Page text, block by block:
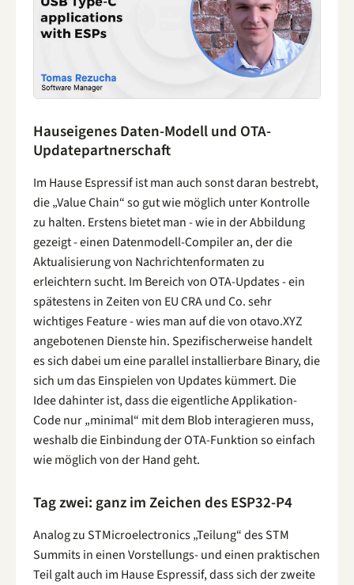
Hauseigenes Daten-Modell und OTA-
Updatepartnerschaft
Im Hause Espressif ist man auch sonst daran bestrebt,
die „Value Chain“ so gut wie möglich unter Kontrolle
zu halten. Erstens bietet man - wie in der Abbildung
gezeigt - einen Datenmodell-Compiler an, der die
Aktualisierung von Nachrichtenformaten zu
erleichtern sucht. Im Bereich von OTA-Updates - ein
spätestens in Zeiten von EU CRA und Co. sehr
wichtiges Feature - wies man auf die von otavo.XYZ
angebotenen Dienste hin. Spezifischerweise handelt
es sich dabei um eine parallel installierbare Binary, die
sich um das Einspielen von Updates kümmert. Die
Idee dahinter ist, dass die eigentliche Applikation-
Code nur „minimal“ mit dem Blob interagieren muss,
weshalb die Einbindung der OTA-Funktion so einfach
wie möglich von der Hand geht.
Tag zwei: ganz im Zeichen des ESP32-P4
Analog zu STMicroelectronics „Teilung“ des STM
Summits in einen Vorstellungs- und einen praktischen
Teil galt auch im Hause Espressif, dass sich der zweite